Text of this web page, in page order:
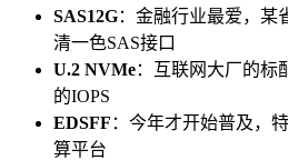
SAS12G：金融行业最爱，某
清一色SAS接口
U.2 NVMe：互联网大厂的标
的IOPS
EDSFF ：今年才开始普及，
算平台